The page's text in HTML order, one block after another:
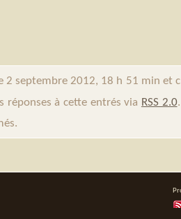
2 septembre 2012, 18 h 51 min et
réponses à cette entrés via RSS 2.0